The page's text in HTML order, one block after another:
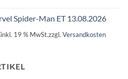
15,75€.Spider-Man ET 13.08.2026
Aktueller
15,75€.
inkl. 19 % MwSt.zzgl. Versandkosten